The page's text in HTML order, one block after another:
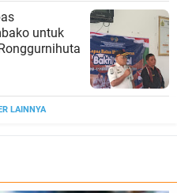
untuk
LAINNYA